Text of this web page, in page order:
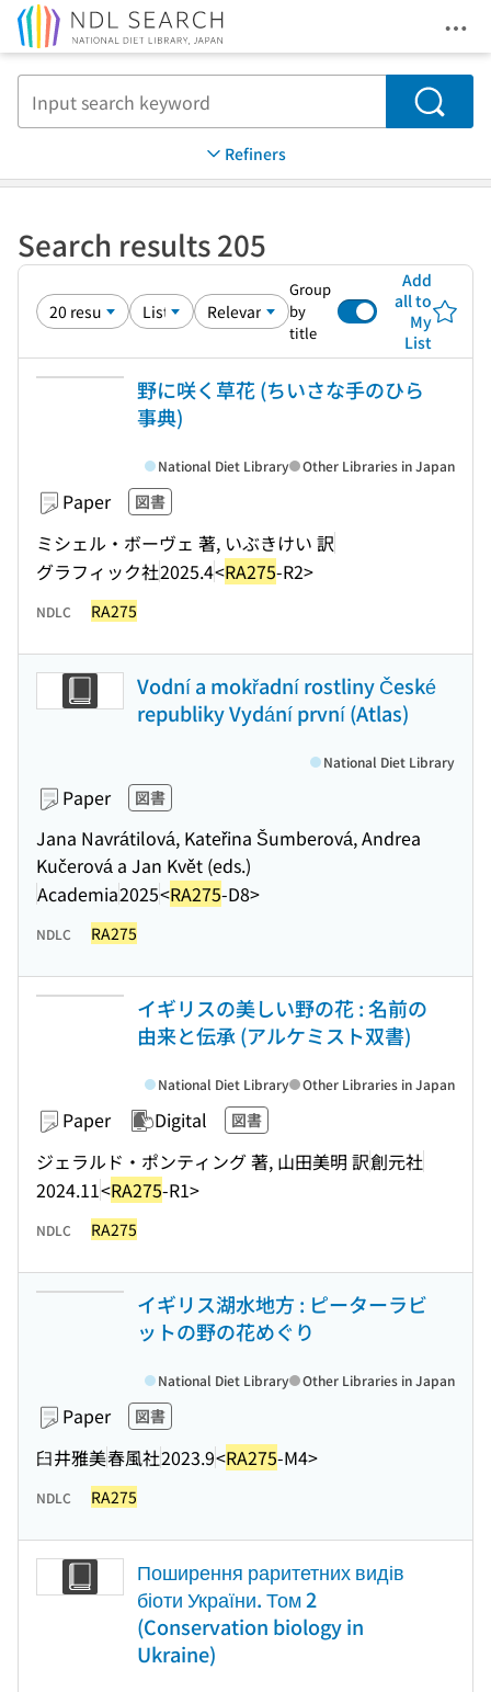
Search
Refiners
Search results 205
Group
by
title
Add
all to
My
List
野に咲く草花 (ちいさな手のひら
事典)
Paper 図書
ミシェル・ボーヴェ 著, いぶきけい 訳
グラフィック社2025.4<RA275-R2>
National Diet Library Other Libraries in Japan
NDLC RA275
Vodní a mokřadní rostliny České
republiky Vydání první (Atlas)
Paper 図書
Jana Navrátilová, Kateřina Šumberová, Andrea
Kučerová a Jan Květ (eds.)
Academia2025<RA275-D8>
National Diet Library
NDLC RA275
イギリスの美しい野の花 : 名前の
由来と伝承 (アルケミスト双書)
Paper Digital 図書
ジェラルド・ポンティング 著, 山田美明 訳創元社
2024.11<RA275-R1>
National Diet Library Other Libraries in Japan
NDLC RA275
イギリス湖水地方 : ピーターラビ
ットの野の花めぐり
Paper 図書
臼井雅美春風社2023.9<RA275-M4>
National Diet Library Other Libraries in Japan
NDLC RA275
Поширення раритетних видів
біоти України. Том 2
(Conservation biology in
Ukraine)